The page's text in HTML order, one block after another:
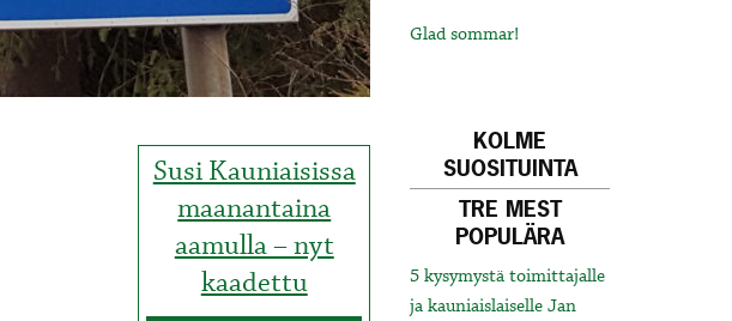
Susi Kauniaisissa
maanantaina
aamulla – nyt
kaadettu
Glad sommar!
KOLME
SUOSITUINTA
TRE MEST
POPULÄRA
5 kysymystä toimittajalle
ja kauniaislaiselle Jan